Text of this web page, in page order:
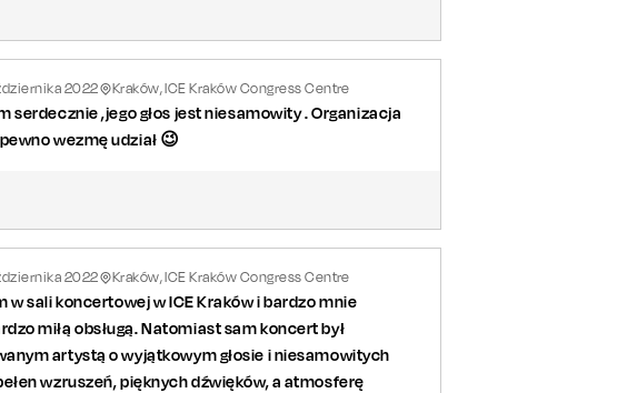
2022 Kraków, ICE Kraków Congress Centre
serdecznie ,jego głos jest niesamowity . Organizacja
wezmę udział 😉
2022 Kraków, ICE Kraków Congress Centre
w sali koncertowej w ICE Kraków i bardzo mnie
miłą obsługą. Natomiast sam koncert był
artystą o wyjątkowym głosie i niesamowitych
wzruszeń, pięknych dźwięków, a atmosferę